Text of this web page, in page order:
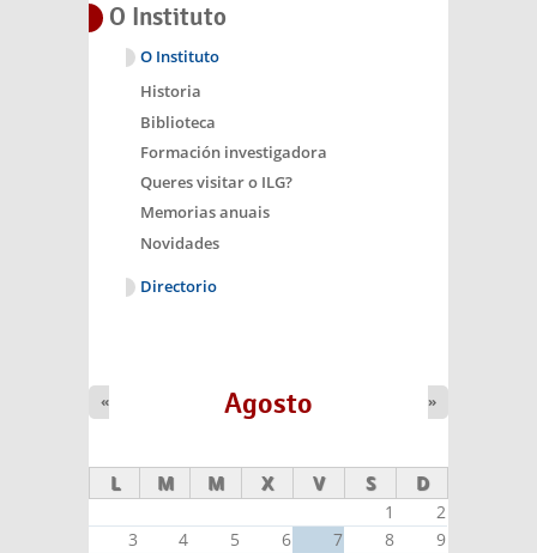
O Instituto
O Instituto
Historia
Biblioteca
Formación investigadora
Queres visitar o ILG?
Memorias anuais
Novidades
Directorio
Agosto
« »
L M M X V S D
1
2
3
4 5 6 7 8
9